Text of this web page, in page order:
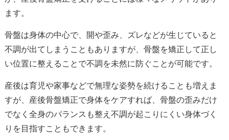
ます。
骨盤は身体の中心で、開や歪み、ズレなどが生じていると
不調が出てしまうこともありますが、骨盤を矯正して正し
い位置に整えることで不調を未然に防ぐことが可能です。
産後は育児や家事などで無理な姿勢を続けることも増えま
すが、産後骨盤矯正で身体をケアすれば、骨盤の歪みだけ
でなく全身のバランスも整え不調が起こりにくい身体づく
りを目指すこともできます。